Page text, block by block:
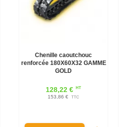
Chenille caoutchouc
renforcée 180X60X32 GAMME
GOLD
128,22 € HT
153,86 € TTC